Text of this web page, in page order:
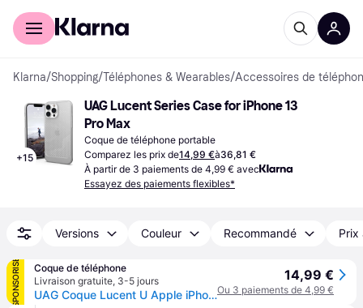
Acheter avec Klarna
Klarna/Shopping/Téléphones & Wearables/Accessoires de
+15
UAG Lucent Series Case for iPhone 13
Pro Max
Coque de téléphone portable
Comparez les prix de14,99 €à36,81 €
À partir de 3 paiements de 4,99 € avec
Essayez des paiements flexibles*
Versions Couleur Recommandé Prix
SPONSORISÉ
Coque de téléphone
Livraison gratuite, 3-5 jours
UAG Coque Lucent U Apple iPhone 13 Pro Max - Cerulean - Bleu
14,99 €
Ou 3 paiements de 4,99 €